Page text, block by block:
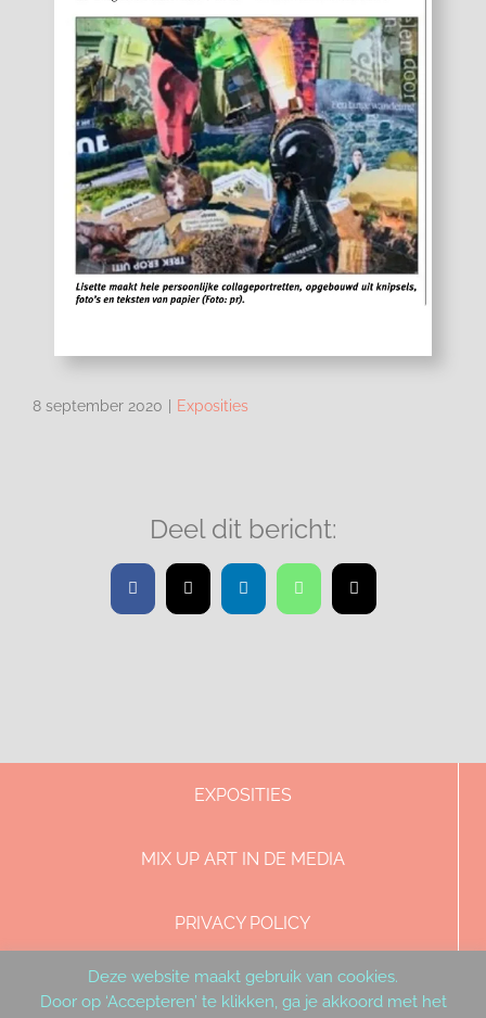
8 september 2020 Exposities
Deel dit bericht:
Facebook
X LinkedInWhatsApp
E-
mail
EXPOSITIES
MIX UP ART IN DE MEDIA
PRIVACY POLICY
DISCLAIMER & COPYRIGHT
Deze website maakt gebruik van cookies.
Door op ‘Accepteren’ te klikken, ga je akkoord met het